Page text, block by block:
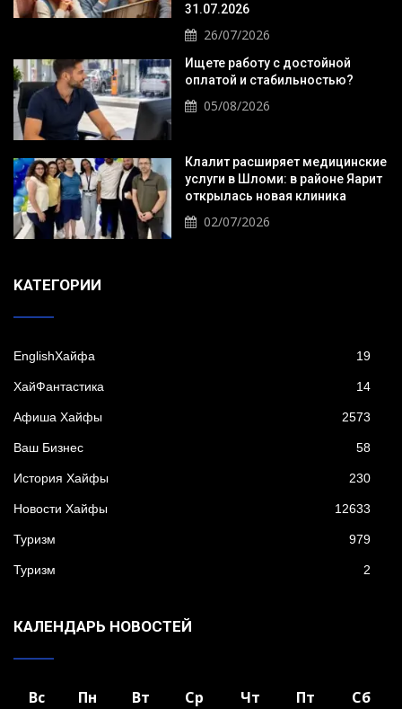
31.07.2026
26/07/2026
Ищете работу с достойной
оплатой и стабильностью?
05/08/2026
Клалит расширяет медицинские
услуги в Шломи: в районе Яарит
открылась новая клиника
02/07/2026
KАТЕГОРИИ
EnglishХайфа 19
XайФантастика 14
Афиша Хайфы 2573
Ваш Бизнес 58
История Хайфы 230
Новости Хайфы 12633
Туризм 979
Туризм 2
КАЛЕНДАРЬ НОВОСТЕЙ
Вс Пн Вт Ср Чт Пт
Сб